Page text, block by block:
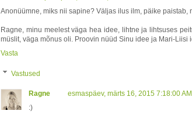
Anonüümne, miks nii sapine? Väljas ilus ilm, päike paistab,
Ragne, minu meelest väga hea idee, lihtne ja lihtsuses
müslit, väga mõnus oli. Proovin nüüd Sinu idee ja Mari-Liisi
Vasta
Vastused
Ragne
esmaspäev, märts 16, 2015 7:18:00 AM
:)